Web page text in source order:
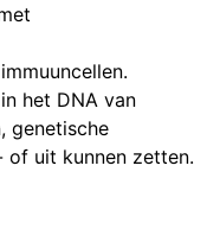
het DNA van
genetische
of uit kunnen zetten.